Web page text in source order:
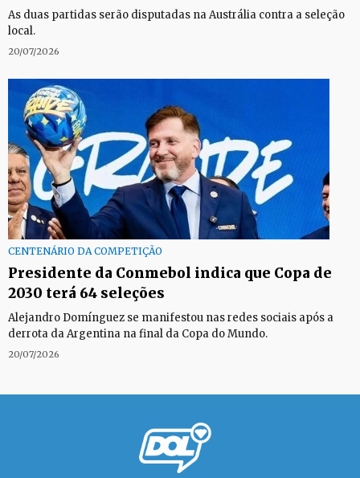
As duas partidas serão disputadas na Austrália contra a seleção
local.
20/07/2026
CENTENÁRIO DA COMPETIÇÃO
Presidente da Conmebol indica que Copa de
2030 terá 64 seleções
Alejandro Domínguez se manifestou nas redes sociais após a
derrota da Argentina na final da Copa do Mundo.
20/07/2026